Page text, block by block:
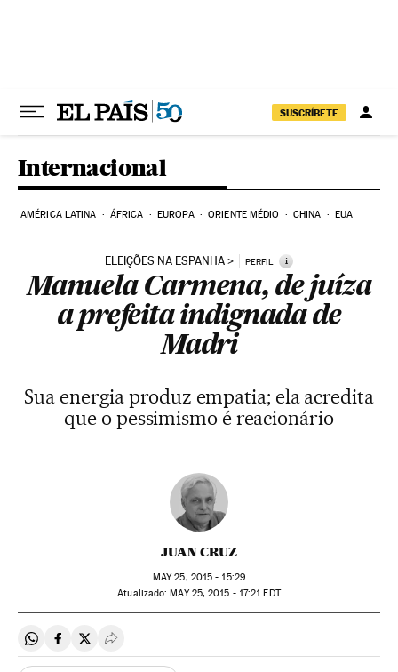
SUSCRÍBETE
Internacional
AMÉRICA LATINA ÁFRICA EUROPA ORIENTE MÉDIO CHINA EUA
ELEIÇÕES NA ESPANHA PERFIL i
Manuela Carmena, de juíza
a prefeita indignada de
Madri
Sua energia produz empatia; ela acredita
que o pessimismo é reacionário
JUAN CRUZ
MAY25, 2015 - 15:29
atualizado: MAY25, 2015 - 17:21EDT
Compartir en Whatsapp
Compartir en Facebook
Compartir en Twitter
Desplegar Redes Sociales